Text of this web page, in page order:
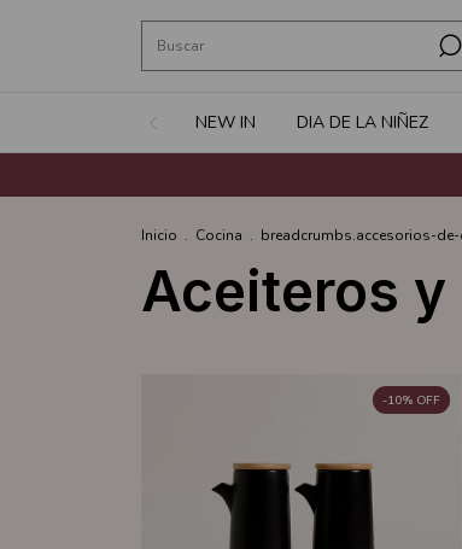
NEW IN DIA DE LA NIÑEZ
Inicio . Cocina . breadcrumbs.accesorios-
Aceiteros
-10% OFF